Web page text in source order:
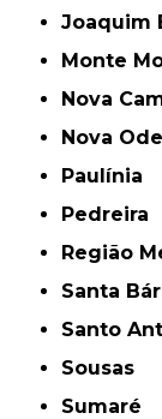
Joaquim
Monte
Nova
Nova
Paulínia
Pedreira
Região
Santa
Santo
Sousas
Sumaré